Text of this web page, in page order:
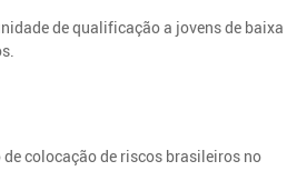
de qualificação a jovens de baixa
colocação de riscos brasileiros no